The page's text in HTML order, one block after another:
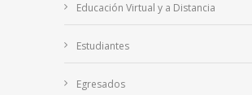
Educación Virtual y a Distancia
Estudiantes
Egresados